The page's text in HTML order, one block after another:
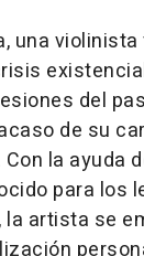
una
del
de su
la ayuda
para los
la artista se